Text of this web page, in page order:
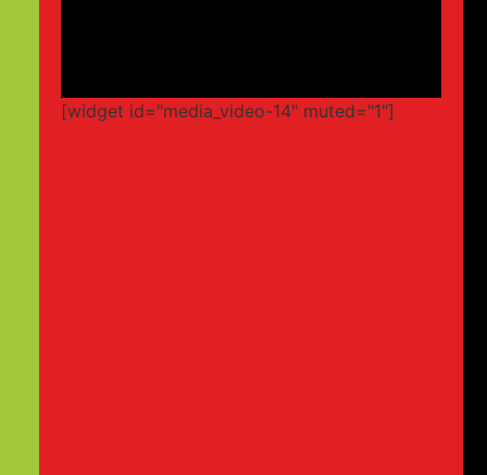
[widget id="media_video-14" muted="1"]